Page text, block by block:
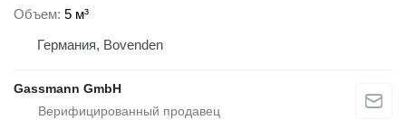
Объем 5 м³
Германия, Bovenden
Gassmann GmbH